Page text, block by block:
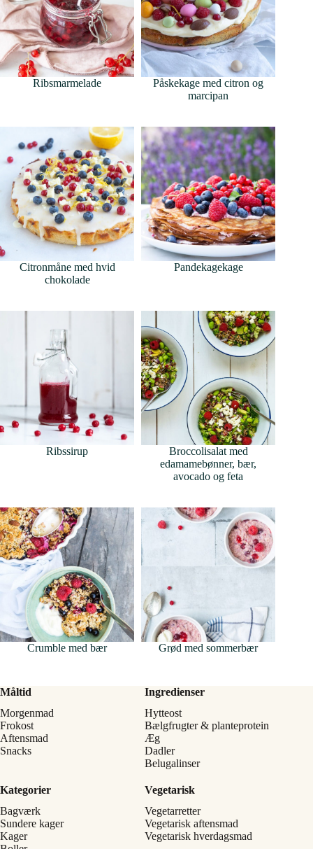
Ribsmarmelade
Påskekage med citron og
marcipan
Citronmåne med hvid
chokolade
Pandekagekage
Ribssirup
Broccolisalat med
edamamebønner, bær,
avocado og feta
Crumble med bær Grød med sommerbær
Måltid
Morgenmad
Frokost
Aftensmad
Snacks
Ingredienser
Hytteost
Bælgfrugter & planteprotein
Æg
Dadler
Belugalinser
Kategorier
Bagværk
Sundere kager
Kager
Vegetarisk
Vegetarretter
Vegetarisk aftensmad
Vegetarisk hverdagsmad